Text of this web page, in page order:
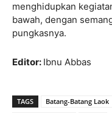
menghidupkan
bawah, dengan
pungkasnya.
Editor: Ibnu Abbas
TAGS Batang-Batang Laok